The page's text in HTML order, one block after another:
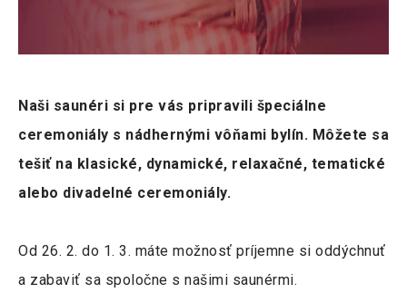
Naši saunéri si pre vás pripravili špeciálne
ceremoniály s nádhernými vôňami bylín. Môžete sa
tešiť na klasické, dynamické, relaxačné, tematické
alebo divadelné ceremoniály.
Od 26. 2. do 1. 3. máte možnosť príjemne si oddýchnuť
a zabaviť sa spoločne s našimi saunérmi.